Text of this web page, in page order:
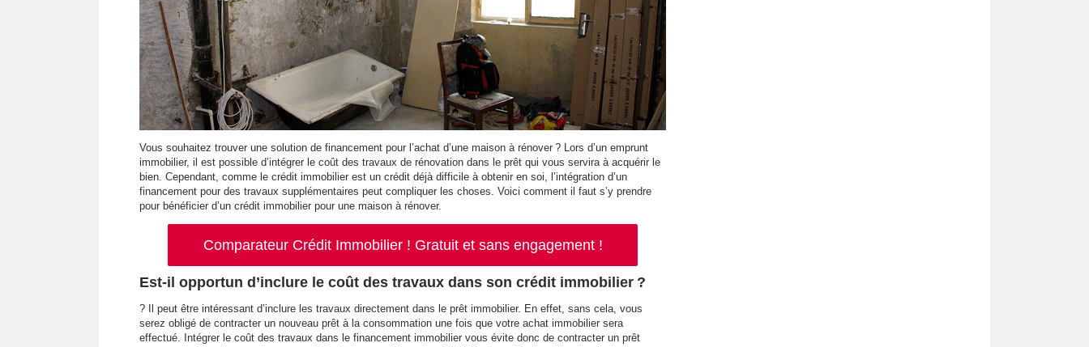
Vous souhaitez trouver une solution de financement pour l’achat d’une maison à rénover ? Lors d’un emprunt
immobilier, il est possible d’intégrer le coût des travaux de rénovation dans le prêt qui vous servira à acquérir le
bien. Cependant, comme le crédit immobilier est un crédit déjà difficile à obtenir en soi, l’intégration d’un
financement pour des travaux supplémentaires peut compliquer les choses. Voici comment il faut s’y prendre
pour bénéficier d’un crédit immobilier pour une maison à rénover.
Comparateur Crédit Immobilier ! Gratuit et sans engagement !
Est-il opportun d’inclure le coût des travaux dans son crédit immobilier ?
? Il peut être intéressant d’inclure les travaux directement dans le prêt immobilier. En effet, sans cela, vous
serez obligé de contracter un nouveau prêt à la consommation une fois que votre achat immobilier sera
effectué. Intégrer le coût des travaux dans le financement immobilier vous évite donc de contracter un prêt